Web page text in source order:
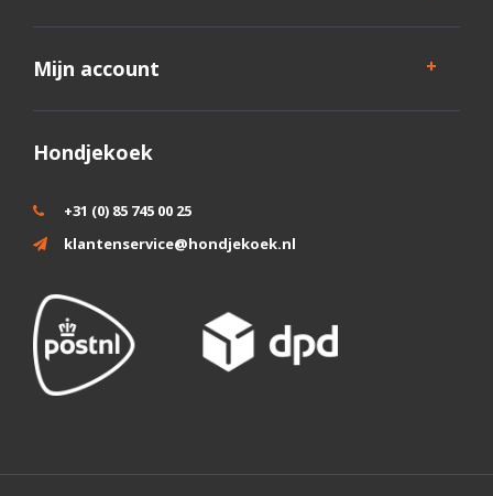
Mijn account
Hondjekoek
+31 (0) 85 745 00 25
klantenservice@hondjekoek.nl